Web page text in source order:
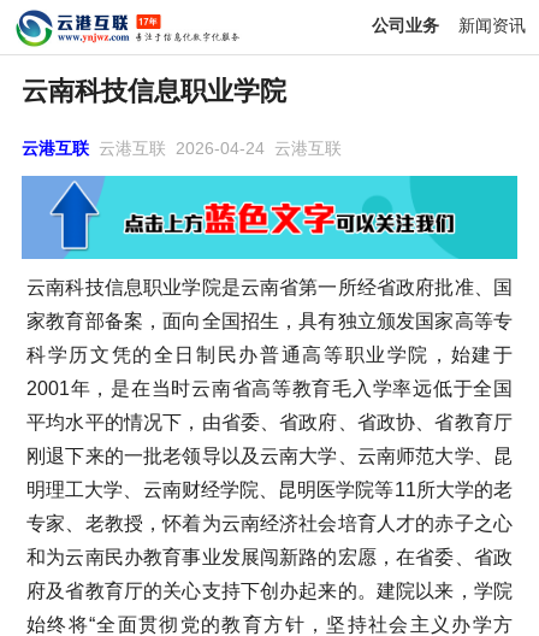
公司业务 新闻资讯
云南科技信息职业学院
云港互联云港互联 2026-04-24 云港互联
云南科技信息职业学院是云南省第一所经省政府批准、国
家教育部备案，面向全国招生，具有独立颁发国家高等专
科学历文凭的全日制民办普通高等职业学院，始建于
2001年，是在当时云南省高等教育毛入学率远低于全国
平均水平的情况下，由省委、省政府、省政协、省教育厅
刚退下来的一批老领导以及云南大学、云南师范大学、昆
明理工大学、云南财经学院、昆明医学院等11所大学的老
专家、老教授，怀着为云南经济社会培育人才的赤子之心
和为云南民办教育事业发展闯新路的宏愿，在省委、省政
府及省教育厅的关心支持下创办起来的。建院以来，学院
始终将“全面贯彻党的教育方针，坚持社会主义办学方